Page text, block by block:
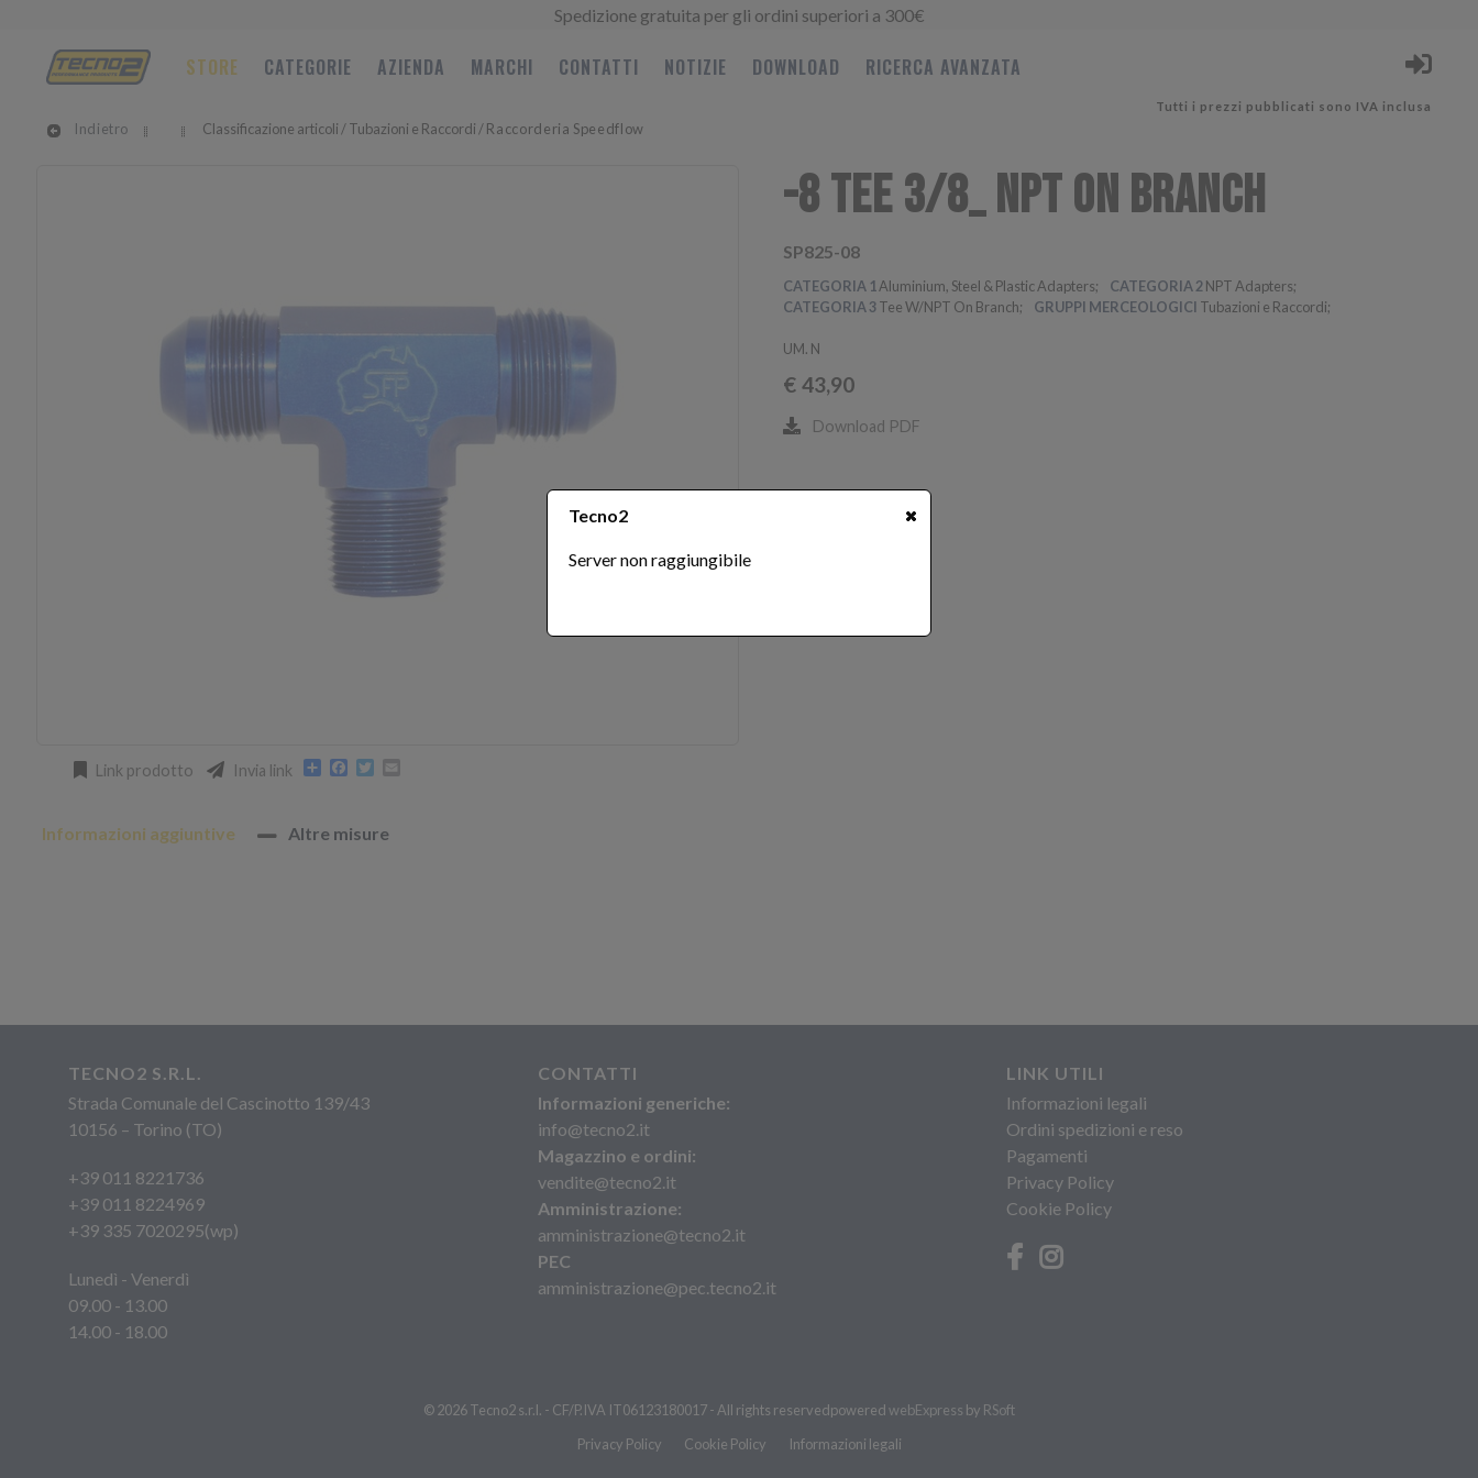
Spedizione gratuita per gli ordini superiori a 300€
Tutti i prezzi pubblicati sono IVA inclusa
STORE CATEGORIE AZIENDA MARCHI CONTATTI NOTIZIE DOWNLOAD RICERCA AVANZATA
Indietro Classificazione articoli / Tubazioni e Raccordi /Raccorderia Speedflow
-8 TEE 3/8_ NPT ON BRANCH
SP825-08
CATEGORIA 1 Aluminium, Steel & Plastic Adapters CATEGORIA 2NPT Adapters
CATEGORIA 3Tee W/NPT On Branch GRUPPI MERCEOLOGICI Tubazioni e Raccordi
UM. N
Download PDF
€ 43,90
Link prodotto Invia link Condividi
Facebook
Twitter
Email
Informazioni aggiuntive Altre misure
TECNO2 S.R.L.
Strada Comunale del Cascinotto 139/43
10156 – Torino (TO)
+39 011 8221736
+39 011 8224969
+39 335 7020295(wp)
Lunedì - Venerdì
09.00 - 13.00
14.00 - 18.00
CONTATTI
Informazioni generiche:
info@tecno2.it
Magazzino e ordini:
vendite@tecno2.it
Amministrazione:
amministrazione@tecno2.it
PEC
amministrazione@pec.tecno2.it
LINK UTILI
Informazioni legali
Ordini spedizioni e reso
Pagamenti
Privacy Policy
Cookie Policy
Privacy Policy Cookie Policy Informazioni legali
© 2026 Tecno2 s.r.l. - CF/P.IVA IT06123180017 - All rights reservedpoweredwebExpress by RSoft
Tecno2
Server non raggiungibile